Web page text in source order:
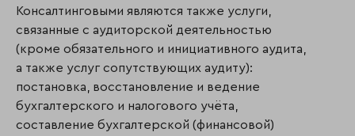
Консалтинговыми являются также услуги,
связанные с аудиторской деятельностью
(кроме обязательного и инициативного аудита,
а также услуг сопутствующих аудиту):
постановка, восстановление и ведение
бухгалтерского и налогового учёта,
составление бухгалтерской (финансовой)